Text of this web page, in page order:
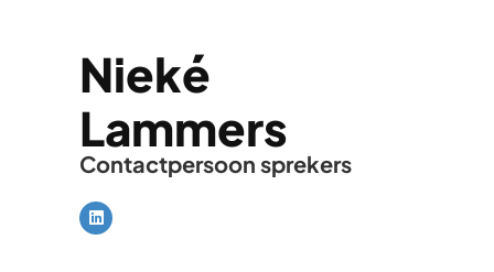
Nieké
Lammers
Contactpersoon sprekers